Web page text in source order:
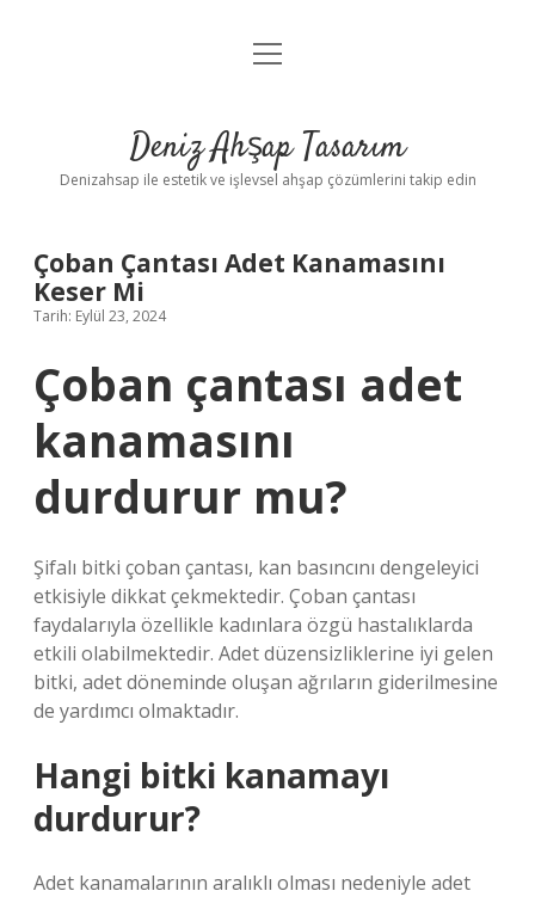
Anasayfa
Yasal Uyarı
menüyü
Deniz Ahşap Tasarım
Denizahsap ile estetik ve işlevsel ahşap çözümlerini takip edin
Çoban Çantası Adet Kanamasını
Keser Mi
Tarih: Eylül 23, 2024
Çoban çantası adet
kanamasını
durdurur mu?
Şifalı bitki çoban çantası, kan basıncını dengeleyici
etkisiyle dikkat çekmektedir. Çoban çantası
faydalarıyla özellikle kadınlara özgü hastalıklarda
etkili olabilmektedir. Adet düzensizliklerine iyi gelen
bitki, adet döneminde oluşan ağrıların giderilmesine
de yardımcı olmaktadır.
Hangi bitki kanamayı
durdurur?
Adet kanamalarının aralıklı olması nedeniyle adet